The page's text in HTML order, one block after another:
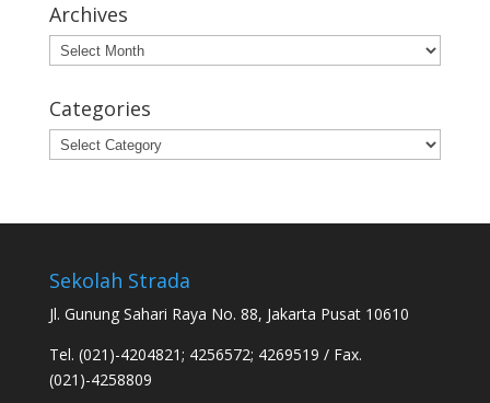
Archives
Archives
Categories
Categories
Sekolah Strada
Jl. Gunung Sahari Raya No. 88, Jakarta Pusat 10610
Tel. (021)-4204821; 4256572; 4269519 / Fax.
(021)-4258809